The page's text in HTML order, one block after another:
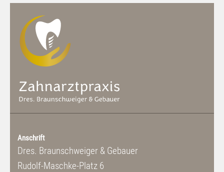
Anschrift
Dres. Braunschweiger & Gebauer
Rudolf-Maschke-Platz 6